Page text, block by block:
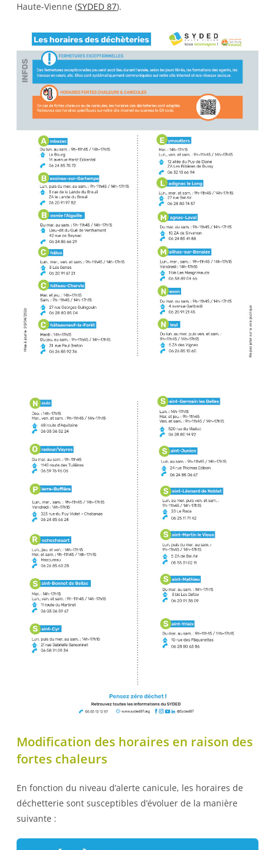
Haute-Vienne (SYDED 87).
Modification des horaires en raison des
fortes chaleurs
En fonction du niveau d’alerte canicule, les horaires de
déchetterie sont susceptibles d’évoluer de la manière
suivante :